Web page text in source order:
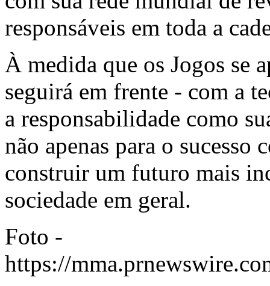
responsáveis em toda a
À medida que os Jogos se
seguirá em frente - com a
a responsabilidade como
não apenas para o sucesso
construir um futuro mais
sociedade em geral.
Foto -
https://